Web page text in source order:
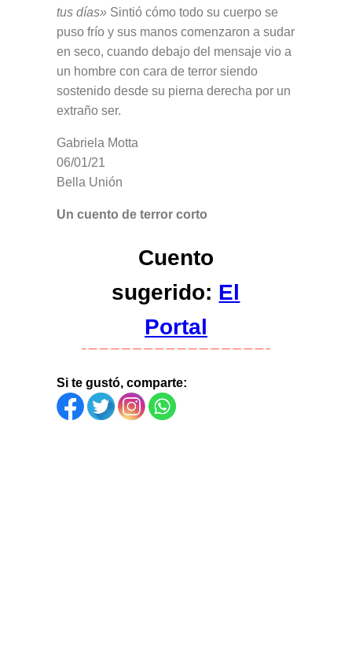
tus días»Sintió cómo todo su cuerpo se
puso frío y sus manos comenzaron a sudar
en seco, cuando debajo del mensaje vio a
un hombre con cara de terror siendo
sostenido desde su pierna derecha por un
extraño ser.
Gabriela Motta
06/01/21
Bella Unión
Un cuento de terror corto
Cuento
sugerido: El
Portal
Si te gustó, comparte: